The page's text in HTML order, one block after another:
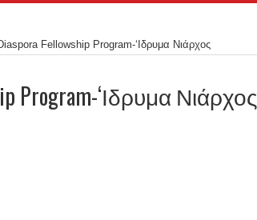
Fellowship Program-‘Ιδρυμα Νιάρχος
Program-‘Ιδρυμα Νιάρχος